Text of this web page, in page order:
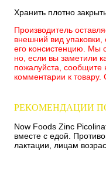
Хранить плотно
Производитель
внешний вид упаковки,
его консистенцию. Мы
но, если вы заметили
пожалуйста,
комментарии к товару.
РЕКОМЕНДАЦИИ
Now Foods Zinc
вместе с едой.
лактации, лицам